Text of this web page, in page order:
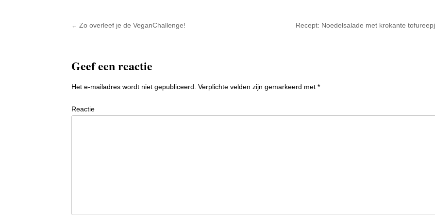
← Zo overleef je de VeganChallenge! Recept: Noedelsalade met krokante
Geef een reactie
Het e-mailadres wordt niet gepubliceerd. Verplichte velden zijn gemarkeerd met *
Reactie